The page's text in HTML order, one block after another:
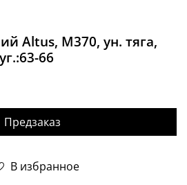
Altus, M370, ун. тяга,
66
В избранное
Предзаказ